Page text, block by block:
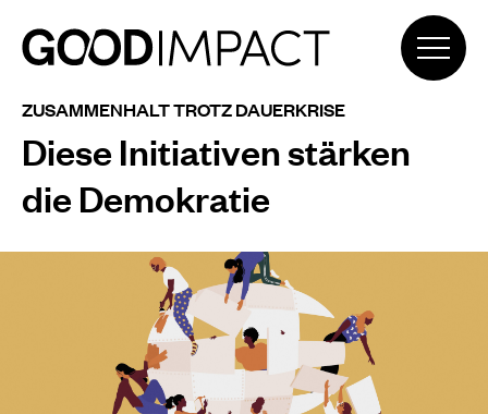
ZUSAMMENHALT TROTZ DAUERKRISE
Diese Initiativen stärken
die Demokratie